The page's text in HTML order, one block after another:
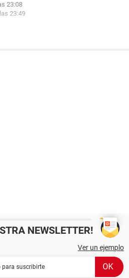
23:08
23:49
NEWSLETTER!
Ver un ejemplo